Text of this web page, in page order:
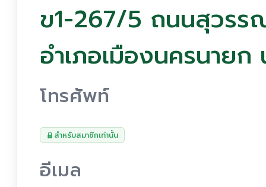
ข1-267/5 ถนนสุวรร
อำเภอเมืองนครนาย
โทรศัพท์
สำหรับสมาชิกเท่านั้น
อีเมล